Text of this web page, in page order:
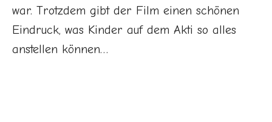
war. Trotzdem gibt der Film einen schönen
Eindruck, was Kinder auf dem Akti so alles
anstellen können…